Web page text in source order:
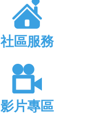
社區服務
影片專區